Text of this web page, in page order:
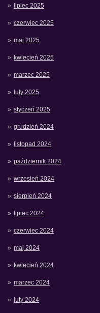
lipiec 2025
czerwiec 2025
maj 2025
kwiecień 2025
marzec 2025
luty 2025
styczeń 2025
grudzień 2024
listopad 2024
październik 2024
wrzesień 2024
sierpień 2024
lipiec 2024
czerwiec 2024
maj 2024
kwiecień 2024
marzec 2024
luty 2024